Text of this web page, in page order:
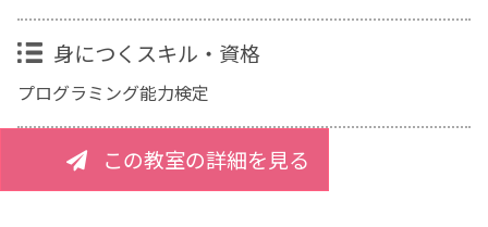
身につくスキル・資格
プログラミング能力検定
この教室の詳細を見る